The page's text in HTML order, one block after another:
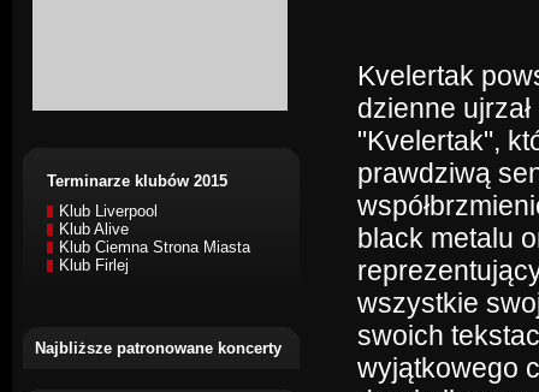
Terminarze klubów 2015
Klub Liverpool
Klub Alive
Klub Ciemna Strona Miasta
Klub Firlej
Najbliższe patronowane koncerty
Kvelertak
dzienne
"Kvelertak",
prawdziwą
black metalu
wszystkie
swoich
wyjątkowego